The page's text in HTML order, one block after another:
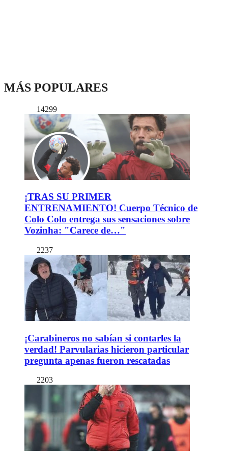
MÁS POPULARES
14299
¡TRAS SU PRIMER
ENTRENAMIENTO! Cuerpo Técnico de
Colo Colo entrega sus sensaciones sobre
Vozinha: "Carece de…"
2237
¡Carabineros no sabían si contarles la
verdad! Parvularias hicieron particular
pregunta apenas fueron rescatadas
2203